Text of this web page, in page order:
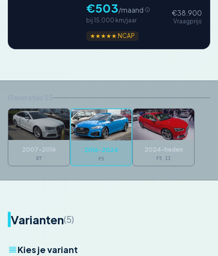
€503/maand
bij 15.000 km/jaar
€38.900
Vraagprijs
★★★★★ NCAP
2007-2016
8T
2016-2024
F5
2024-heden
F5 II
Varianten(5)
Kies je variant